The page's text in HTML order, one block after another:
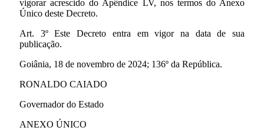
vigorar acrescido do Apêndice LV, nos termos do Anexo
Único deste Decreto.
Art. 3º Este Decreto entra em vigor na data de sua
publicação.
Goiânia, 18 de novembro de 2024; 136º da República.
RONALDO CAIADO
Governador do Estado
ANEXO ÚNICO